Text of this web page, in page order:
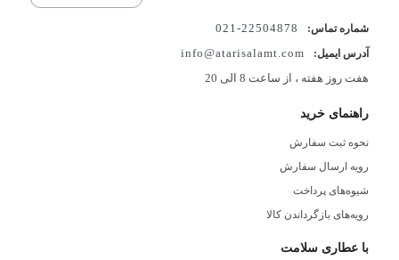
شماره تماس: 22504878-021
آدرس ایمیل:
info@atarisalamt.com
هفت روز هفته ، از ساعت 8 الی 20
راهنمای خرید
نحوه ثبت سفارش
رویه ارسال سفارش
شیوه‌های پرداخت
رویه‌های بازگرداندن کالا
با عطاری سلامت